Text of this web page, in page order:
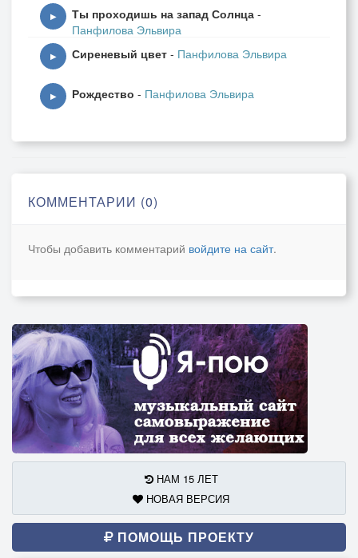
Что сыну твоему дарую?
Вот плащ мой — вот и посох мой.
▶ Ты проходишь на запад Солнца -
Панфилова Эльвира
▶ Сиреневый цвет - Панфилова Эльвира
▶ Рождество - Панфилова Эльвира
КОММЕНТАРИИ (0)
Чтобы добавить комментарий войдите на сайт.
НАМ 15 ЛЕТ
НОВАЯ ВЕРСИЯ
ПОМОЩЬ ПРОЕКТУ